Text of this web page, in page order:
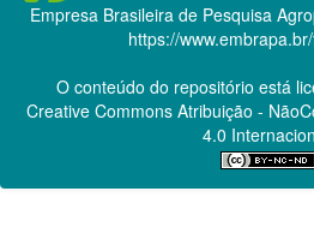
Empresa Brasileira de Pesquisa
https://
O conteúdo do repositório está
Creative CommonsAtribuição -
4.0